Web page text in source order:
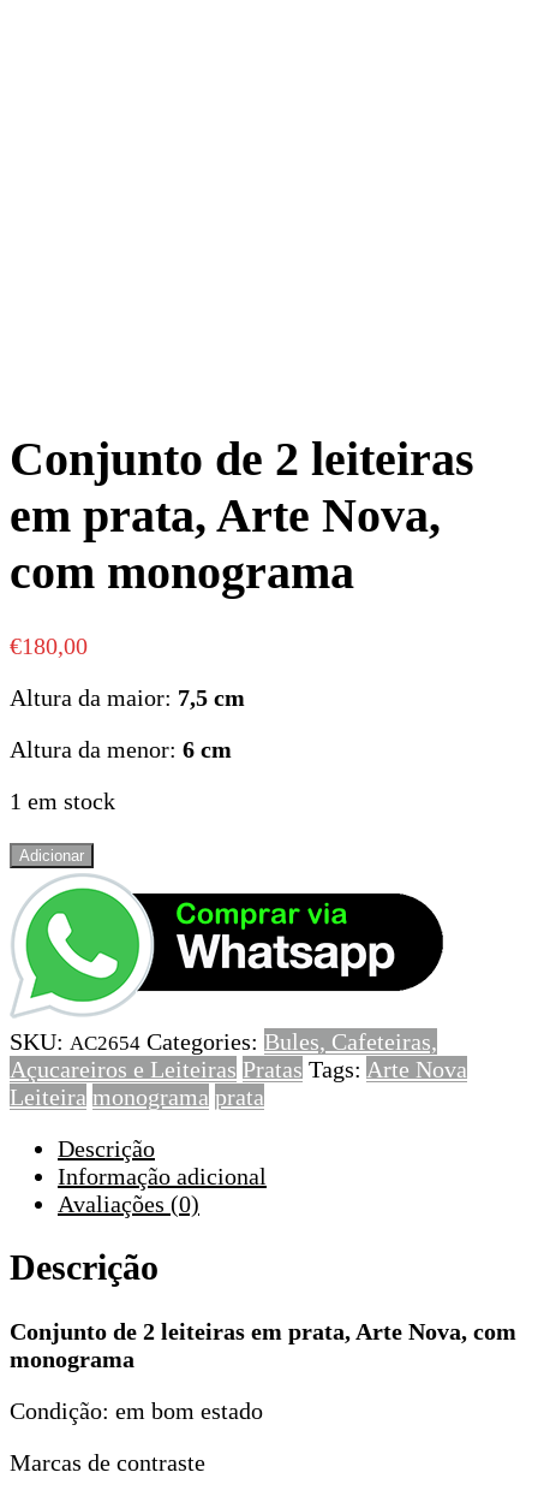
Conjunto de 2 leiteiras
em prata, Arte Nova,
com monograma
€180,00
Altura da maior: 7,5 cm
Altura da menor: 6 cm
1 em stock
Quantidade
Conjunto
de
2
leiteiras
em
prata,
Arte
Nova,
monograma
Adicionar
SKU: AC2654 Categories: Bules, Cafeteiras,
Açucareiros e Leiteiras Pratas Tags: Arte Nova
Leiteira monograma prata
Descrição
Informação adicional
Avaliações (0)
Descrição
Conjunto de 2 leiteiras em prata, Arte Nova, com
monograma
Condição: em bom estado
Marcas de contraste